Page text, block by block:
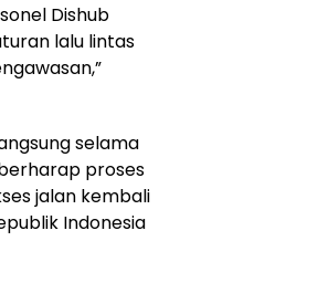
Dishub
lalu lintas
selama
proses
jalan kembali
Indonesia